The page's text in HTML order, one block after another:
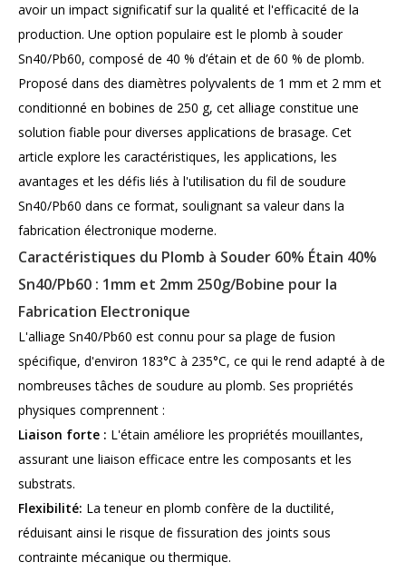
avoir un impact significatif sur la qualité et l'efficacité de la
production. Une option populaire est le plomb à souder
Sn40/Pb60, composé de 40 % d’étain et de 60 % de plomb.
Proposé dans des diamètres polyvalents de 1 mm et 2 mm et
conditionné en bobines de 250 g, cet alliage constitue une
solution fiable pour diverses applications de brasage. Cet
article explore les caractéristiques, les applications, les
avantages et les défis liés à l'utilisation du fil de soudure
Sn40/Pb60 dans ce format, soulignant sa valeur dans la
fabrication électronique moderne.
Caractéristiques du Plomb à Souder 60% Étain 40%
Sn40/Pb60 : 1mm et 2mm 250g/Bobine pour la
Fabrication Electronique
L'alliage Sn40/Pb60 est connu pour sa plage de fusion
spécifique, d'environ 183°C à 235°C, ce qui le rend adapté à de
nombreuses tâches de soudure au plomb. Ses propriétés
physiques comprennent :
Liaison forte : L'étain améliore les propriétés mouillantes,
assurant une liaison efficace entre les composants et les
substrats.
Flexibilité: La teneur en plomb confère de la ductilité,
réduisant ainsi le risque de fissuration des joints sous
contrainte mécanique ou thermique.